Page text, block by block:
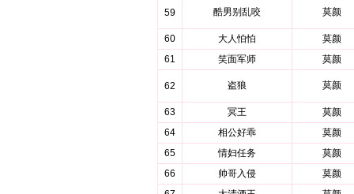
59 酷男别乱咬 莫颜
60 大人怕怕
莫颜
61
笑面军师 莫颜
62 盗狼 莫颜
63 冥王
莫颜
64
相公好乖
莫颜
65
情妇任务
莫颜
66
帅哥入侵
莫颜